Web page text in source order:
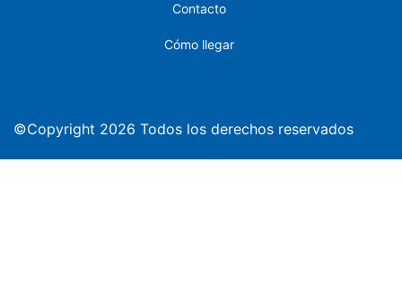
Contacto
Cómo llegar
©Copyright 2026 Todos los derechos reservados